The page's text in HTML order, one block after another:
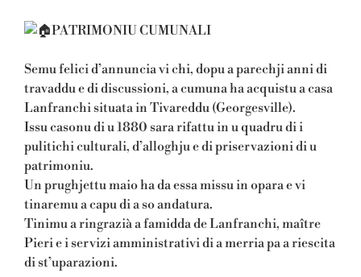
PATRIMONIU CUMUNALI
Semu felici d’annuncia vi chi, dopu a parechji anni di
travaddu e di discussioni, a cumuna ha acquistu a casa
Lanfranchi situata in Tivareddu (Georgesville).
Issu casonu di u 1880 sara rifattu in u quadru di i
pulitichi culturali, d’alloghju e di priservazioni di u
patrimoniu.
Un prughjettu maio ha da essa missu in opara e vi
tinaremu a capu di a so andatura.
Tinimu a ringrazià a famidda de Lanfranchi, maître
Pieri e i servizi amministrativi di a merria pa a riescita
di st’uparazioni.